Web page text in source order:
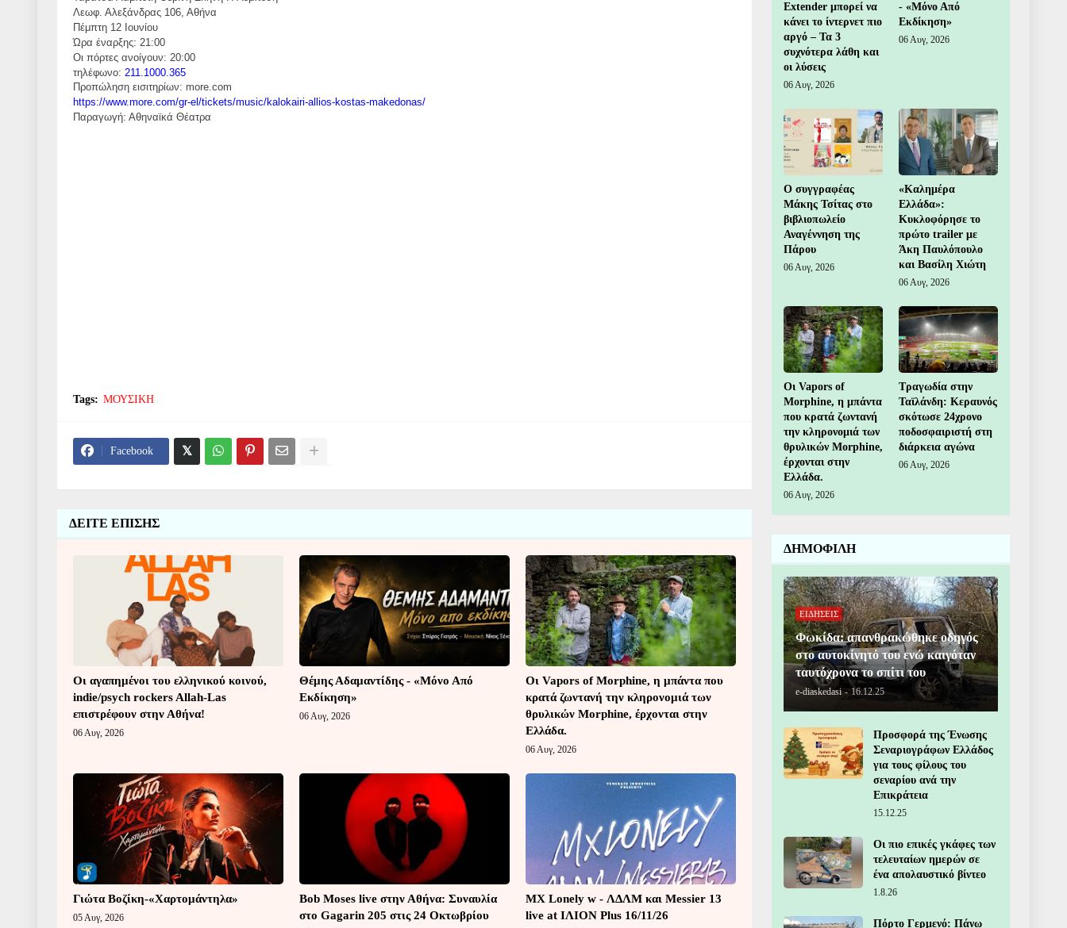
Λεωφ. Αλεξάνδρας 106, Αθήνα
Πέμπτη 12 Ιουνίου
Ώρα έναρξης: 21:00
Οι πόρτες ανοίγουν: 20:00
τηλέφωνο: 211.1000.365
Προπώληση εισιτηρίων: more.com
https://www.more.com/gr-el /tic kets/music/kalokairi-allios-kostas-makedonas/
Παραγωγή: Αθηναϊκά Θέατρα
Tags: ΜΟΥΣΙΚΗ
Facebook
ΔΕΙΤΕ ΕΠΙΣΗΣ
Οι αγαπημένοι του ελληνικού κοινού,
indie/psych rockers Allah-Las
επιστρέφουν στην Αθήνα!
06 Αυγ, 2026
Θέμης Αδαμαντίδης - «Μόνο Από
Εκδίκηση»
06 Αυγ, 2026
Οι Vapors of Morphine, η μπάντα που
κρατά ζωντανή την κληρονομιά των
θρυλικών Morphine, έρχονται στην
Ελλάδα.
06 Αυγ, 2026
Γιώτα Βοζίκη-«Χαρτομάντηλα»
05 Αυγ, 2026
Bob Moses live στην Αθήνα: Συναυλία
στο Gagarin 205 στις 24 Οκτωβρίου
MX Lonely w - ΛΔΛΜ και Messier 13
live at ΙΛΙΟΝ Plus 16/11/26
Extender μπορεί να
κάνει το ίντερνετ πιο
αργό – Τα 3
συχνότερα λάθη και
οι λύσεις
06 Αυγ, 2026
- «Μόνο Από
Εκδίκηση»
06 Αυγ, 2026
Ο συγγραφέας
Μάκης Τσίτας στο
βιβλιοπωλείο
Αναγέννηση της
Πάρου
06 Αυγ, 2026
«Καλημέρα
Ελλάδα»:
Κυκλοφόρησε το
πρώτο trailer με
Άκη Παυλόπουλο
και Βασίλη Χιώτη
06 Αυγ, 2026
Οι Vapors of
Morphine, η μπάντα
που κρατά ζωντανή
την κληρονομιά των
θρυλικών Morphine,
έρχονται στην
Ελλάδα.
06 Αυγ, 2026
Τραγωδία στην
Ταϊλάνδη: Κεραυνός
σκότωσε 24χρονο
ποδοσφαιριστή στη
διάρκεια αγώνα
06 Αυγ, 2026
ΔΗΜΟΦΙΛΗ
ΕΙΔΗΣΕΙΣ
Φωκίδα: απανθρακώθηκε οδηγός
στο αυτοκίνητό του ενώ καιγόταν
ταυτόχρονα το σπίτι του
e-diaskedasi - 16.12.25
Προσφορά της Ένωσης
Σεναριογράφων Ελλάδος
για τους φίλους του
σεναρίου ανά την
Επικράτεια
15.12.25
Οι πιο επικές γκάφες των
τελευταίων ημερών σε
ένα απολαυστικό βίντεο
1.8.26
Πόρτο Γερμενό: Πάνω